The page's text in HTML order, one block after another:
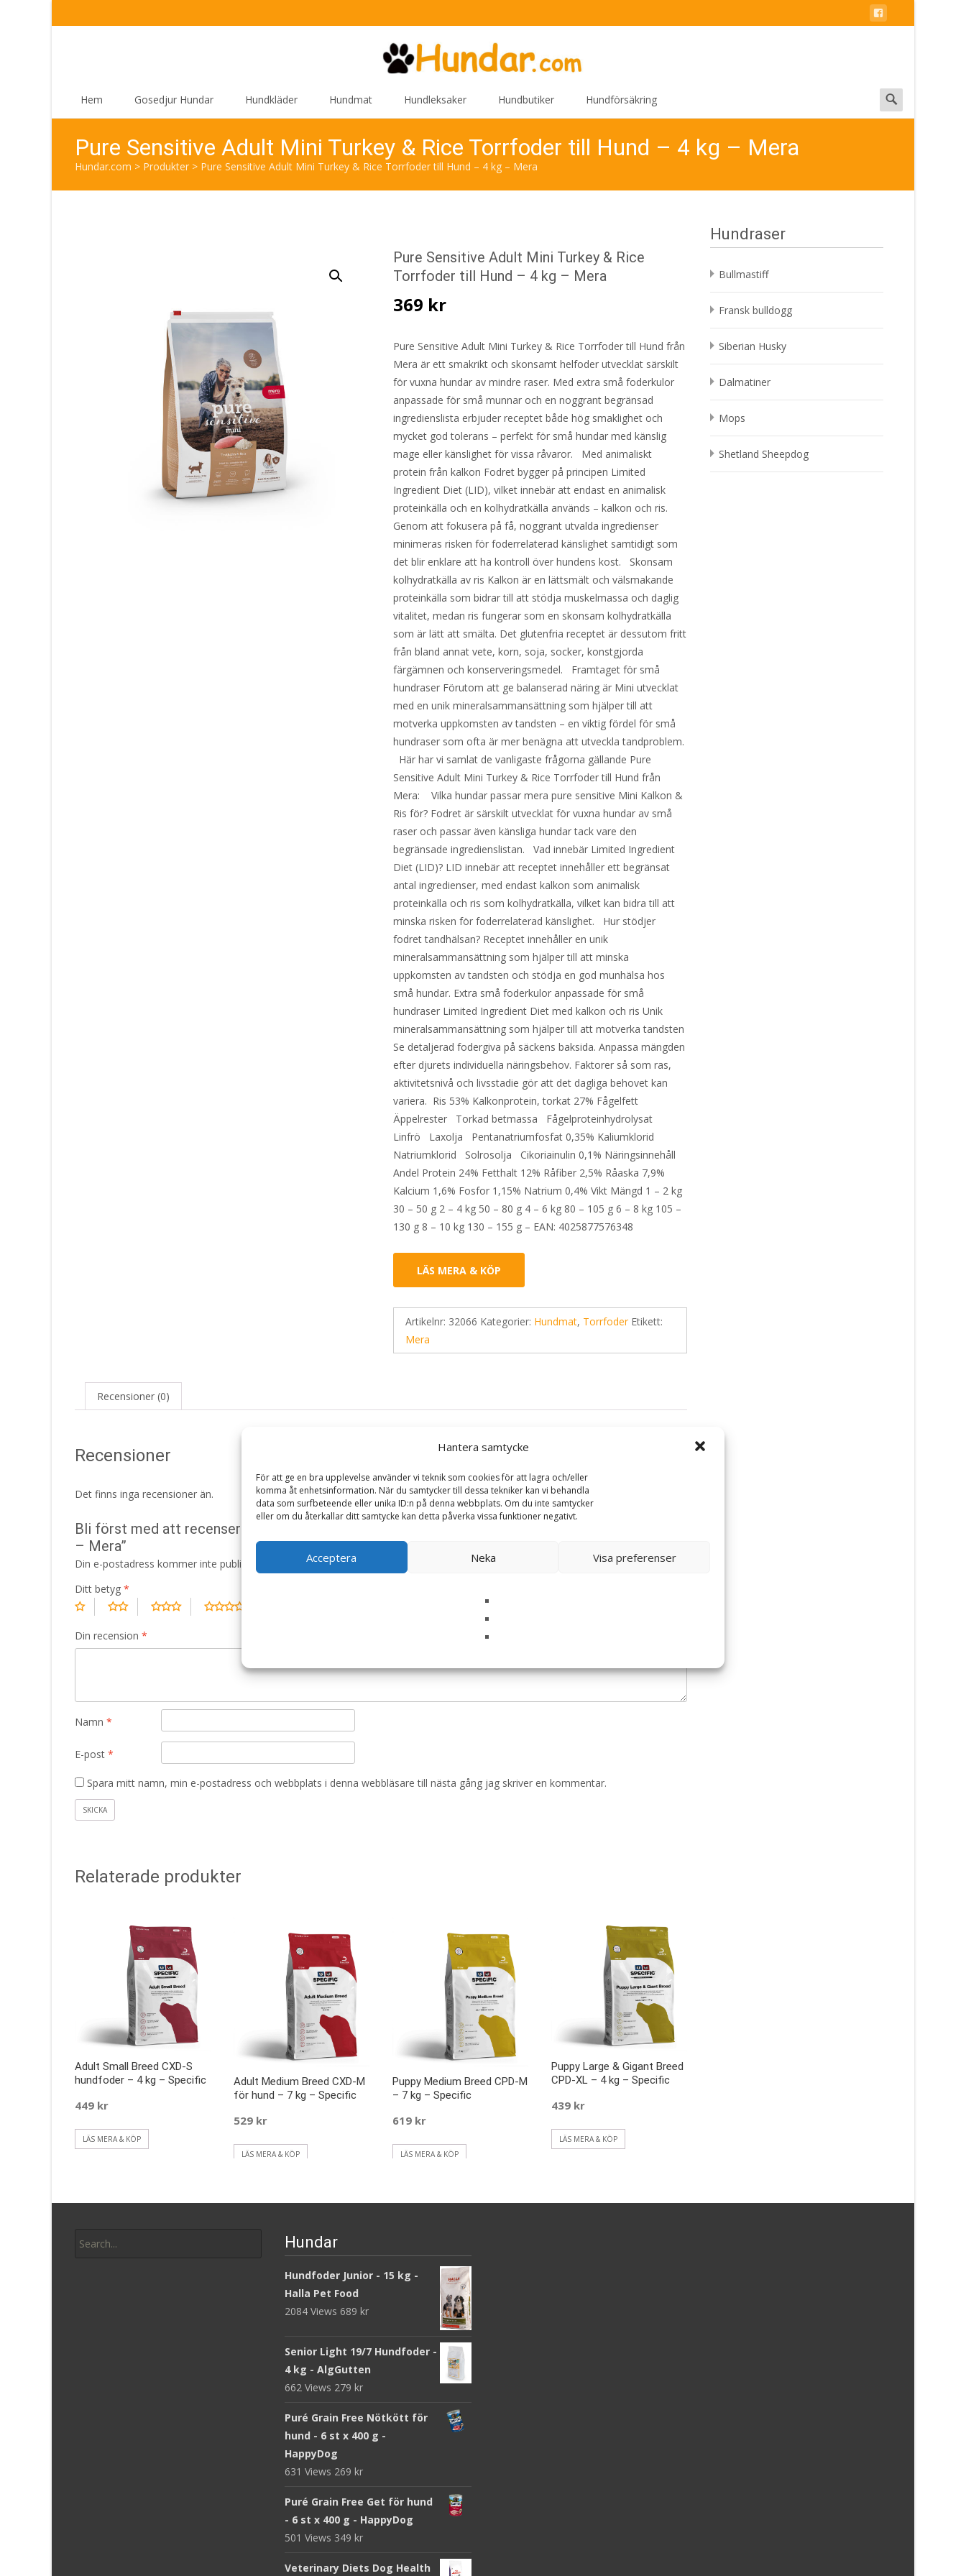
Hantera samtycke
För att ge en bra upplevelse använder vi teknik som cookies för att lagra och/eller
komma åt enhetsinformation. När du samtycker till dessa tekniker kan vi behandla
data som surfbeteende eller unika ID:n på denna webbplats. Om du inte samtycker
eller om du återkallar ditt samtycke kan detta påverka vissa funktioner negativt.
Acceptera Neka Visa preferenser
Hem Gosedjur Hundar Hundkläder Hundmat Hundleksaker Hundbutiker Hundförsäkring
Search
for:
Pure Sensitive Adult Mini Turkey & Rice Torrfoder till Hund – 4 kg – Mera
Hundar.com > Produkter > Pure Sensitive Adult Mini Turkey & Rice Torrfoder till Hund – 4 kg – Mera
Pure Sensitive Adult Mini Turkey & Rice
Torrfoder till Hund – 4 kg – Mera
369 kr
Pure Sensitive Adult Mini Turkey & Rice Torrfoder till Hund från
Mera är ett smakrikt och skonsamt helfoder utvecklat särskilt
för vuxna hundar av mindre raser. Med extra små foderkulor
anpassade för små munnar och en noggrant begränsad
ingredienslista erbjuder receptet både hög smaklighet och
mycket god tolerans – perfekt för små hundar med känslig
mage eller känslighet för vissa råvaror. Med animaliskt
protein från kalkon Fodret bygger på principen Limited
Ingredient Diet (LID), vilket innebär att endast en animalisk
proteinkälla och en kolhydratkälla används – kalkon och ris.
Genom att fokusera på få, noggrant utvalda ingredienser
minimeras risken för foderrelaterad känslighet samtidigt som
det blir enklare att ha kontroll över hundens kost. Skonsam
kolhydratkälla av ris Kalkon är en lättsmält och välsmakande
proteinkälla som bidrar till att stödja muskelmassa och daglig
vitalitet, medan ris fungerar som en skonsam kolhydratkälla
som är lätt att smälta. Det glutenfria receptet är dessutom fritt
från bland annat vete, korn, soja, socker, konstgjorda
färgämnen och konserveringsmedel. Framtaget för små
hundraser Förutom att ge balanserad näring är Mini utvecklat
med en unik mineralsammansättning som hjälper till att
motverka uppkomsten av tandsten – en viktig fördel för små
hundraser som ofta är mer benägna att utveckla tandproblem.
Här har vi samlat de vanligaste frågorna gällande Pure
Sensitive Adult Mini Turkey & Rice Torrfoder till Hund från
Mera: Vilka hundar passar mera pure sensitive Mini Kalkon &
Ris för? Fodret är särskilt utvecklat för vuxna hundar av små
raser och passar även känsliga hundar tack vare den
begränsade ingredienslistan. Vad innebär Limited Ingredient
Diet (LID)? LID innebär att receptet innehåller ett begränsat
antal ingredienser, med endast kalkon som animalisk
proteinkälla och ris som kolhydratkälla, vilket kan bidra till att
minska risken för foderrelaterad känslighet. Hur stödjer
fodret tandhälsan? Receptet innehåller en unik
mineralsammansättning som hjälper till att minska
uppkomsten av tandsten och stödja en god munhälsa hos
små hundar. Extra små foderkulor anpassade för små
hundraser Limited Ingredient Diet med kalkon och ris Unik
mineralsammansättning som hjälper till att motverka tandsten
Se detaljerad fodergiva på säckens baksida. Anpassa mängden
efter djurets individuella näringsbehov. Faktorer så som ras,
aktivitetsnivå och livsstadie gör att det dagliga behovet kan
variera. Ris 53% Kalkonprotein, torkat 27% Fågelfett
Äppelrester Torkad betmassa Fågelproteinhydrolysat
Linfrö Laxolja Pentanatriumfosfat 0,35% Kaliumklorid
Natriumklorid Solrosolja Cikoriainulin 0,1% Näringsinnehåll
Andel Protein 24% Fetthalt 12% Råfiber 2,5% Råaska 7,9%
Kalcium 1,6% Fosfor 1,15% Natrium 0,4% Vikt Mängd 1 – 2 kg
30 – 50 g 2 – 4 kg 50 – 80 g 4 – 6 kg 80 – 105 g 6 – 8 kg 105 –
130 g 8 – 10 kg 130 – 155 g – EAN: 4025877576348
LÄS MERA & KÖP
Artikelnr: 32066 Kategorier: Hundmat, Torrfoder Etikett:
Mera
Recensioner (0)
Recensioner
Det finns inga recensioner än.
Bli först med att recensera ”Pure Sensitive Adult Mini Turkey & Rice Torrfoder till Hund – 4 kg
– Mera”
Din e-postadress kommer inte publiceras. Obligatoriska fält är märkta
Ditt betyg *
Din recension *
Namn *
E-post *
Spara mitt namn, min e-postadress och webbplats i denna webbläsare till nästa gång jag skriver en kommentar.
Relaterade produkter
Adult Small Breed CXD-S
hundfoder – 4 kg – Specific
449 kr
LÄS MERA & KÖP
Adult Medium Breed CXD-M
för hund – 7 kg – Specific
529 kr
LÄS MERA & KÖP
Puppy Medium Breed CPD-M
– 7 kg – Specific
619 kr
LÄS MERA & KÖP
Puppy Large & Gigant Breed
CPD-XL – 4 kg – Specific
439 kr
LÄS MERA & KÖP
Hundraser
Bullmastiff
Fransk bulldogg
Siberian Husky
Dalmatiner
Mops
Shetland Sheepdog
for:
Hundar
Hundfoder Junior - 15 kg -
Halla Pet Food
2084 Views 689 kr
Senior Light 19/7 Hundfoder -
4 kg - AlgGutten
662 Views 279 kr
Puré Grain Free Nötkött för
hund - 6 st x 400 g -
HappyDog
631 Views 269 kr
Puré Grain Free Get för hund
- 6 st x 400 g - HappyDog
501 Views 349 kr
Veterinary Diets Dog Health